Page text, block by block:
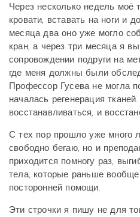
Через несколько недель моё
кровати, вставать на ноги и
месяца два оно уже могло
кран, а через три месяца я
сопровождении подруги на
где меня должны были
Профессор Гусева не могла
началась регенерация
восстанавливаться, и
С тех пор прошло уже много
свободно бегаю, но и
приходится помногу раз,
тела, которые раньше
посторонней помощи.
Эти строчки я пишу не для